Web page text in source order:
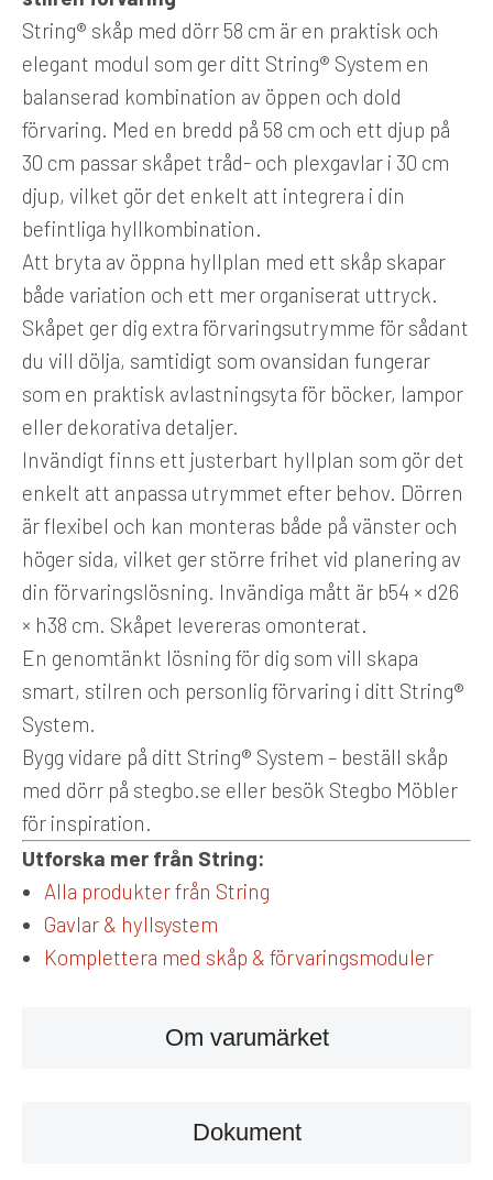
Om varumärket
Dokument
String® skåp med dörr 58 cm är en praktisk och
elegant modul som ger ditt String® System en
balanserad kombination av öppen och dold
förvaring. Med en bredd på 58 cm och ett djup på
30 cm passar skåpet tråd- och plexgavlar i 30 cm
djup, vilket gör det enkelt att integrera i din
befintliga hyllkombination.
Att bryta av öppna hyllplan med ett skåp skapar
både variation och ett mer organiserat uttryck.
Skåpet ger dig extra förvaringsutrymme för sådant
du vill dölja, samtidigt som ovansidan fungerar
som en praktisk avlastningsyta för böcker, lampor
eller dekorativa detaljer.
Invändigt finns ett justerbart hyllplan som gör det
enkelt att anpassa utrymmet efter behov. Dörren
är flexibel och kan monteras både på vänster och
höger sida, vilket ger större frihet vid planering av
din förvaringslösning. Invändiga mått är b54 × d26
× h38 cm. Skåpet levereras omonterat.
En genomtänkt lösning för dig som vill skapa
smart, stilren och personlig förvaring i ditt String®
System.
Bygg vidare på ditt String® System – beställ skåp
med dörr på stegbo.se eller besök Stegbo Möbler
för inspiration.
Utforska mer från String:
Alla produkter från String
Gavlar & hyllsystem
Komplettera med skåp & förvaringsmoduler